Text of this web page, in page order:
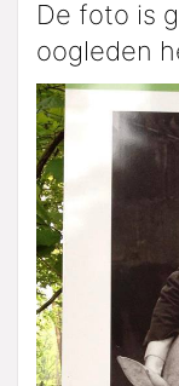
De foto is
oogleden